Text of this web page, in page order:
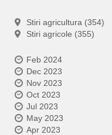
Stiri agricultura (354)
Stiri agricole (355)
Feb 2024
Dec 2023
Nov 2023
Oct 2023
Jul 2023
May 2023
Apr 2023